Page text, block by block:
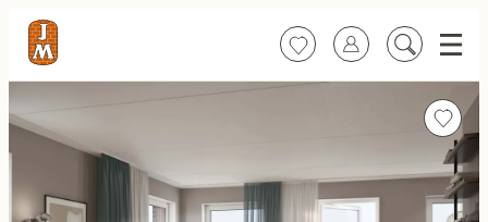
FavoriterLogga in
Sök
Meny